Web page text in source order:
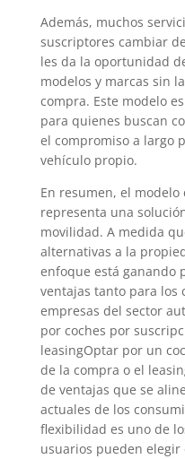
Además, muchos
suscriptores cambiar
les da la oportunidad
modelos y marcas sin
compra. Este modelo
para quienes buscan
el compromiso a largo
vehículo propio.
En resumen, el
representa una
movilidad. A medida
alternativas a la
enfoque está ganando
ventajas tanto para los
empresas del sector
por coches por
leasingOptar por un
de la compra o el
de ventajas que se
actuales de los
flexibilidad es uno de
usuarios pueden